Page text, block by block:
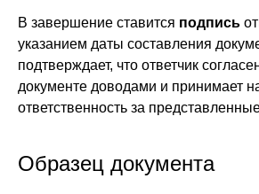
В завершение ставится подпись
указанием даты составления
подтверждает, что ответчик
документе доводами и принимает
ответственность за
Образец документа